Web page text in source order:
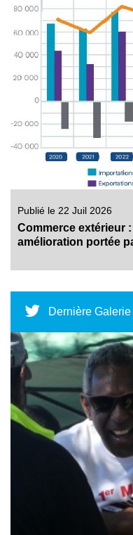
Publié le 22 Juil 2026
Commerce extérieur
amélioration portée
Dernière